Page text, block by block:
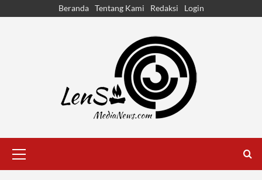
Beranda Tentang Kami Redaksi Login
Menu